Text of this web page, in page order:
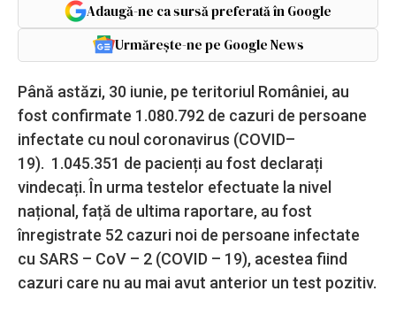
Adaugă-ne ca sursă preferată în Google
Urmărește-ne pe Google News
Până astăzi, 30 iunie, pe teritoriul României, au
fost confirmate 1.080.792 de cazuri de persoane
infectate cu noul coronavirus (COVID–
19). 1.045.351 de pacienți au fost declarați
vindecați. În urma testelor efectuate la nivel
național, față de ultima raportare, au fost
înregistrate 52 cazuri noi de persoane infectate
cu SARS – CoV – 2 (COVID – 19), acestea fiind
cazuri care nu au mai avut anterior un test pozitiv.